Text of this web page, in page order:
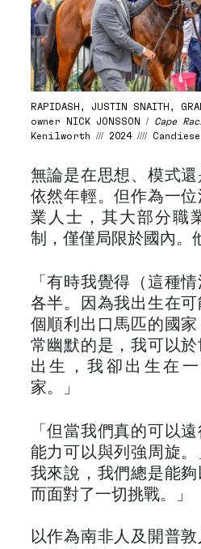
RAPIDASH, JUSTIN SNAITH,
owner NICK JONSSON / Cape
Kenilworth /// 2024 ////
無論是在思想、模式
依然年輕。但作為一
業人士，其大部分職
制，僅僅局限於國內。
「有時我覺得（這種
各半。因為我出生在
個順利出口馬匹的國
常幽默的是，我可以
出生，我卻出生在
家。」
「但當我們真的可以
能力可以與列強周旋
我來說，我們總是能
而面對了一切挑戰。」
以作為南非人及開普